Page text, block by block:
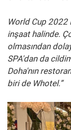
World Cup 2022
inşaat halinde.
olmasından
SPA'dan da
Doha'nın
biri de Whotel.”